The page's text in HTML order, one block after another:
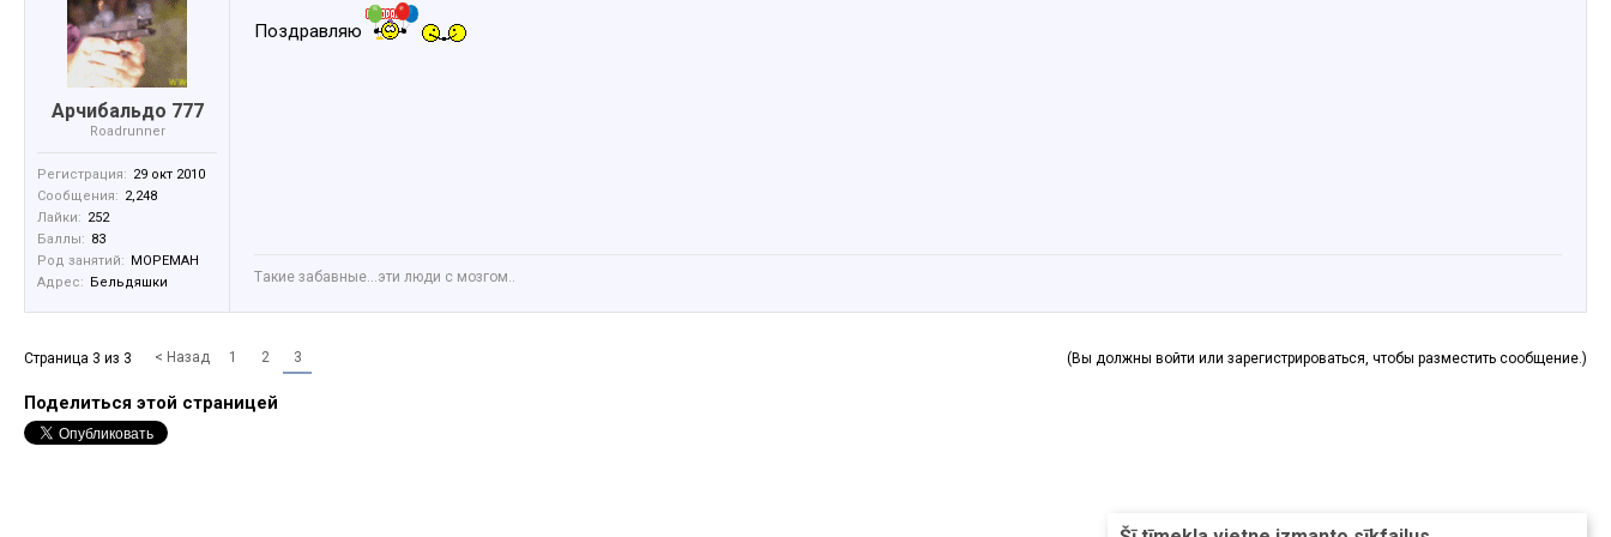
Арчибальдо 777
Roadrunner
Регистрация: 29 окт 2010
Сообщения: 2,248
Лайки: 252
Баллы: 83
Род занятий:
МОРЕМАН
Адрес:
Бельдяшки
Поздравляю
Tакие забавные...эти люди с мозгом..
(Вы должны войти или зарегистрироваться, чтобы разместить сообщение.)
Страница 3 из 3 < Назад 1 2 3
Поделиться этой страницей